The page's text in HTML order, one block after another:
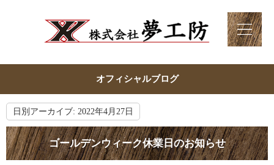
オフィシャルブログ
日別アーカイブ: 2022年4月27日
ゴールデンウィーク休業日のお知らせ